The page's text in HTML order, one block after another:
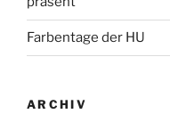
Farbentage der HU
ARCHIV